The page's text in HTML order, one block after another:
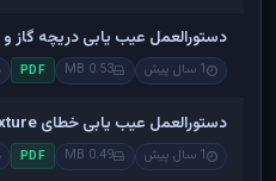
دستورالعمل عیب یابی دریچه گاز و
1 سال پیش 0.53 MB
PDF
دستورالعمل عیب یابی خطای multiplicative mixture دنا و سورن
1 سال پیش 0.49 MB
PDF